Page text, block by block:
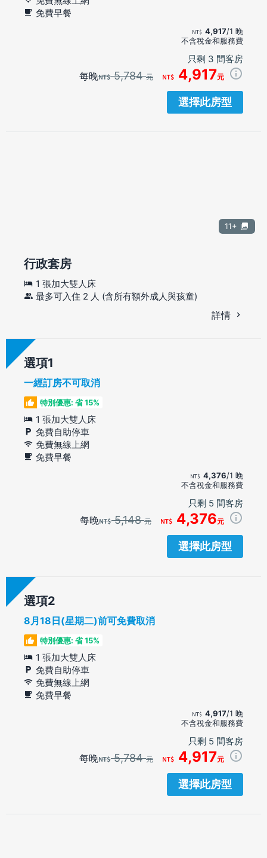
免費早餐
4,917/1 晚
不含稅金和服務費
只剩 3 間客房
每晚 5,784元 4,917元
選擇此房型
11+
行政套房
1 張加大雙人床
最多可入住 2 人 (含所有額外成人與孩童)
詳情
選項
一經訂房不可取消
特別優惠: 省 15%
1 張加大雙人床
免費自助停車
免費無線上網
免費早餐
4,376/1 晚
不含稅金和服務費
只剩 5 間客房
每晚 5,148元 4,376元
選擇此房型
選項
8月18日(星期二)前可免費取消
特別優惠: 省 15%
1 張加大雙人床
免費自助停車
免費無線上網
免費早餐
4,917/1 晚
不含稅金和服務費
只剩 5 間客房
每晚 5,784元 4,917元
選擇此房型